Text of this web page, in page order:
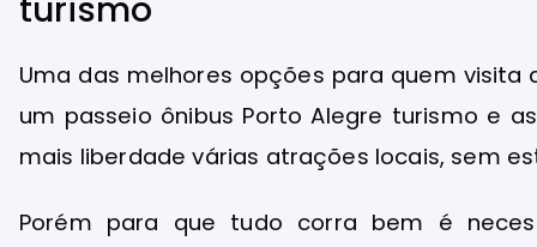
turismo
Uma das melhores opções para quem visita
um passeio ônibus Porto Alegre turismo e
mais liberdade várias atrações locais, sem
Porém para que tudo corra bem é